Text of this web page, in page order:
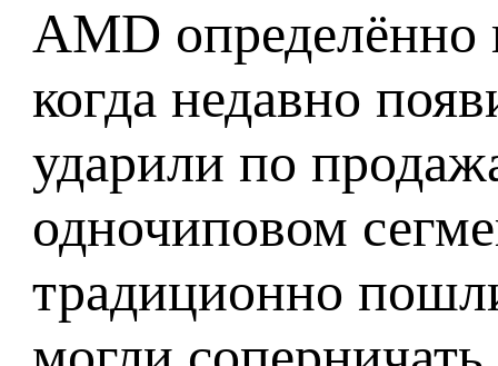
AMD определённо
когда недавно
ударили по
одночиповом
традиционно